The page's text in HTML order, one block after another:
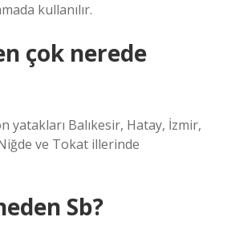
kullanılır.
çok nerede
yatakları Balıkesir, Hatay, İzmir,
ve Tokat illerinde
Sb?